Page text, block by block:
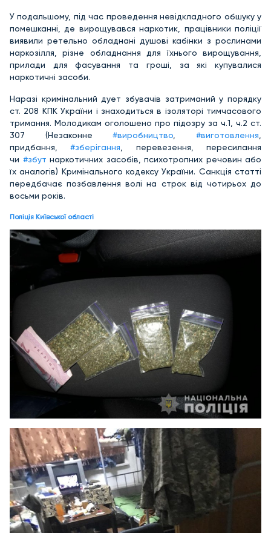
У подальшому, під час проведення невідкладного обшуку у
помешканні, де вирощувався наркотик, працівники поліції
виявили ретельно обладнані душові кабінки з рослинами
наркозілля, різне обладнання для їхнього вирощування,
прилади для фасування та гроші, за які купувалися
наркотичні засоби.
Наразі кримінальний дует збувачів затриманий у порядку
ст. 208 КПК України і знаходиться в ізоляторі тимчасового
тримання. Молодикам оголошено про підозру за ч.1, ч.2 ст.
307 (Незаконне#виробництво ,#виготовлення
придбання,#зберігання , перевезення, пересилання
чи #збут наркотичних засобів, психотропних речовин або
їх аналогів) Кримінального кодексу України. Санкція статті
передбачає позбавлення волі на строк від чотирьох до
восьми років.
Поліція Київської області